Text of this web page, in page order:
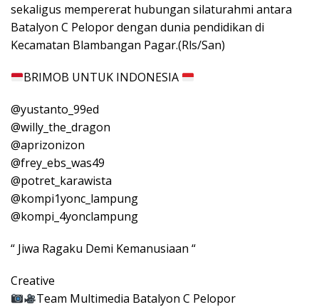
sekaligus mempererat hubungan silaturahmi antara
Batalyon C Pelopor dengan dunia pendidikan di
Kecamatan Blambangan Pagar.(Rls/San)
BRIMOB UNTUK INDONESIA
@yustanto_99ed
@willy_the_dragon
@aprizonizon
@frey_ebs_was49
@potret_karawista
@kompi1yonc_lampung
@kompi_4yonclampung
“ Jiwa Ragaku Demi Kemanusiaan “
Creative
Team Multimedia Batalyon C Pelopor